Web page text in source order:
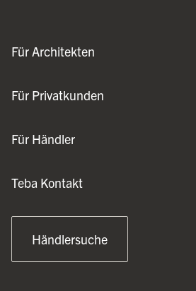
Für Architekten
Für Privatkunden
Für Händler
Teba Kontakt
Händlersuche